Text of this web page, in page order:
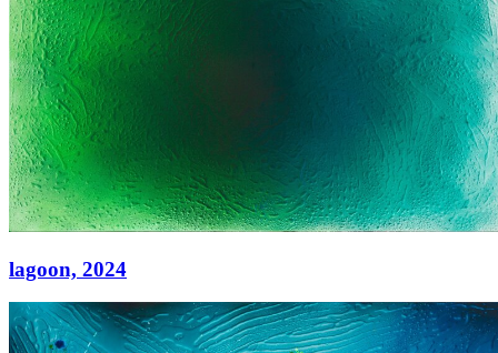
lagoon, 2024
lagoon,2024
Acryl auf Leinwand